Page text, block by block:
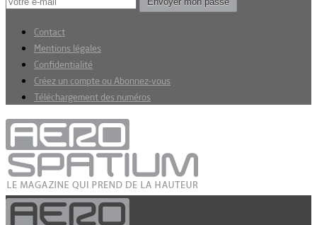
Contact
Mentions légales
Confidentialité
Créez un compte ou Abonnez-vous
Téléchargement des numéros